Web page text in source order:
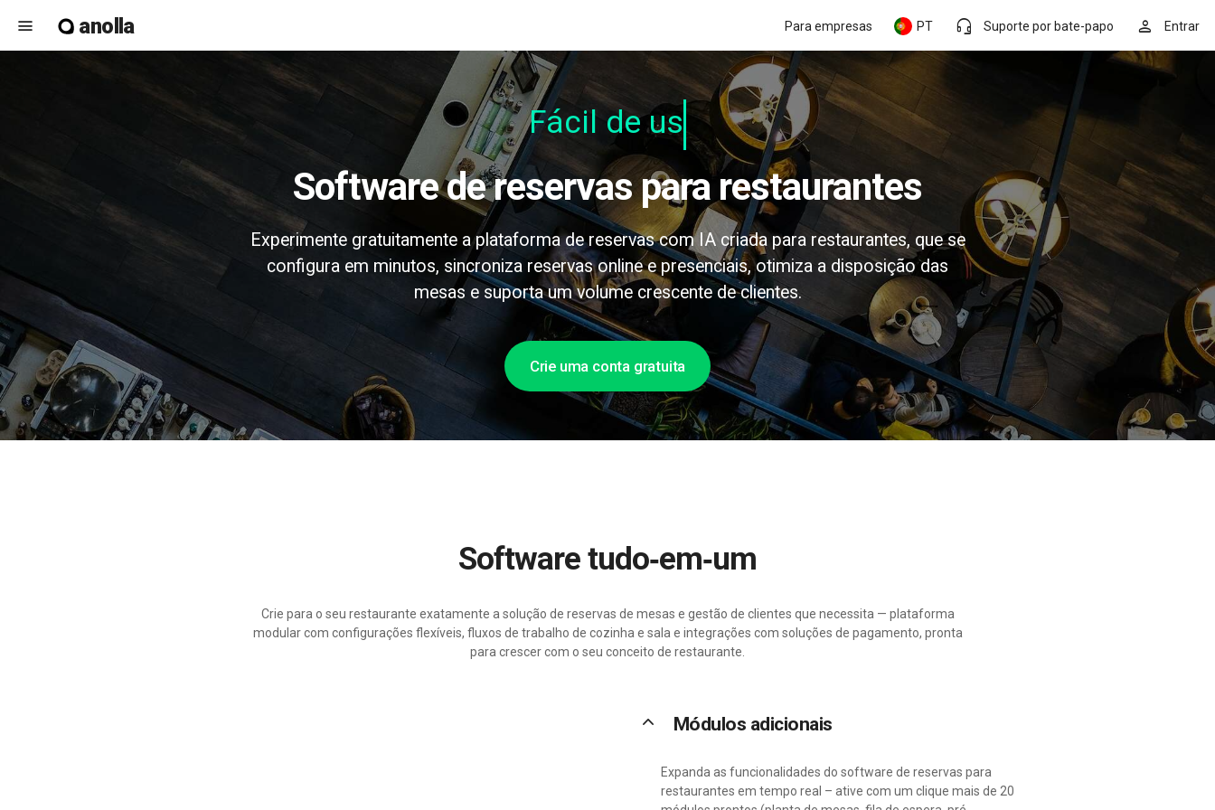
menu anolla person Entrar
headset_mic Suporte por bate-papo
PT
Para empresas
Fácil de usar
Software de reservas para restaurantes
Experimente gratuitamente a plataforma de reservas com IA criada para restaurantes, que se
configura em minutos, sincroniza reservas online e presenciais, otimiza a disposição das
mesas e suporta um volume crescente de clientes.
Crie uma conta gratuita
Software tudo‑em‑um
Crie para o seu restaurante exatamente a solução de reservas de mesas e gestão de clientes que necessita — plataforma
modular com configurações flexíveis, fluxos de trabalho de cozinha e sala e integrações com soluções de pagamento, pronta
para crescer com o seu conceito de restaurante.
keyboard_arrow_up Módulos adicionais
Expanda as funcionalidades do software de reservas para
restaurantes em tempo real – ative com um clique mais de 20